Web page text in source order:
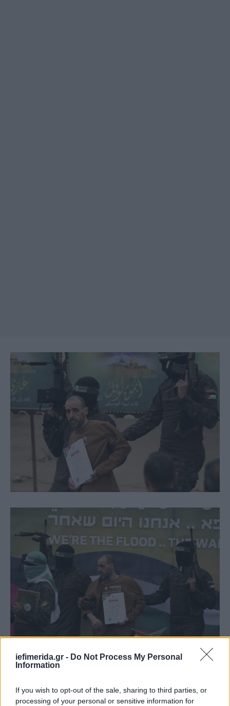
iefimerida.gr - Do Not Process My Personal
Information
If you wish to opt-out of the sale, sharing to third parties, or
processing of your personal or sensitive information for